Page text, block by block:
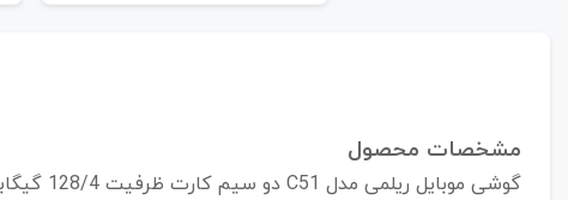
مشخصات محصول
گوشی موبایل ریلمی مدل C51 دو سیم کارت ظرفیت 128/4 گیگابایت